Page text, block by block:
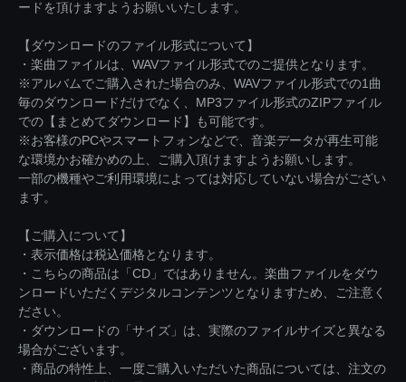
ードを頂けますようお願いいたします。
【ダウンロードのファイル形式について】
・楽曲ファイルは、WAVファイル形式でのご提供となります。
※アルバムでご購入された場合のみ、WAVファイル形式での1曲
毎のダウンロードだけでなく、MP3ファイル形式のZIPファイル
での【まとめてダウンロード】も可能です。
※お客様のPCやスマートフォンなどで、音楽データが再生可能
な環境かお確かめの上、ご購入頂けますようお願いします。
一部の機種やご利用環境によっては対応していない場合がござい
ます。
【ご購入について】
・表示価格は税込価格となります。
・こちらの商品は「CD」ではありません。楽曲ファイルをダウ
ンロードいただくデジタルコンテンツとなりますため、ご注意く
ださい。
・ダウンロードの「サイズ」は、実際のファイルサイズと異なる
場合がございます。
・商品の特性上、一度ご購入いただいた商品については、注文の